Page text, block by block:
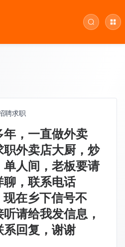
聘求职
年，一直做外卖
职外卖店大厨，炒
人间，老板要请
聊，联系电话
现在乡下信号不
请给我发信息，
系回复，谢谢